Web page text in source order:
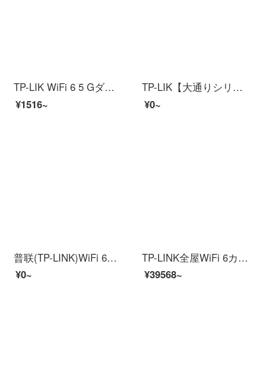
TP-LIK WiFi 6 5 Gダブル周波数千兆ワイヤレス家庭用高速ネットワーク易展Mesh分散型ルータゲームルートXDR 1860易展版
¥1516~
TP-LIK【大通りシリーズ】AX 5400三周波数ギガビット無線ルータWiFi 6ゲームルートMesh XTR 5466易展Turbo版2.5 Gカスタムポート
¥0~
普联(TP-LINK)WiFi 6无线路线路5 G杜尔周波数易展Mesh路线路AX 3000 M XDR 3230易展版
¥0~
TP-LINK全屋WiFi 6カバー無線APパネル2.5 G超ギガビットAX 3000デューアル周波数AC+APグループネットワーク【Wi-Fi 6】5個パネルセット2.5 G版
¥39568~